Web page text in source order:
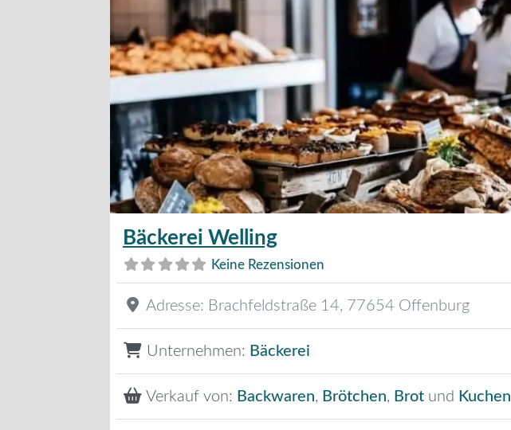
Bäckerei Welling
Keine Rezensionen
Adresse: Brachfeldstraße 14, 77654 Offenburg
Unternehmen: Bäckerei
Verkauf von: Backwaren, Brötchen, Brot und Kuchen